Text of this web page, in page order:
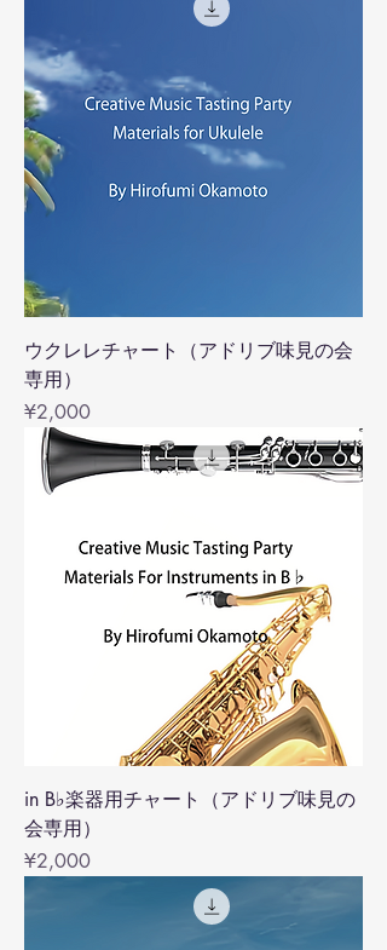
ウクレレチャート（アドリブ味見の会
専用）
Price
¥2,000
in B♭楽器用チャート（アドリブ味見の
会専用）
Price
¥2,000